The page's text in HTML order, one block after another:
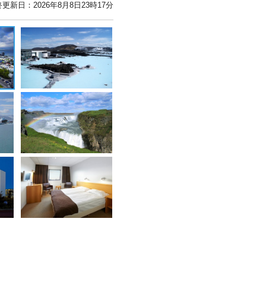
更新日：2026年8月8日23時17分